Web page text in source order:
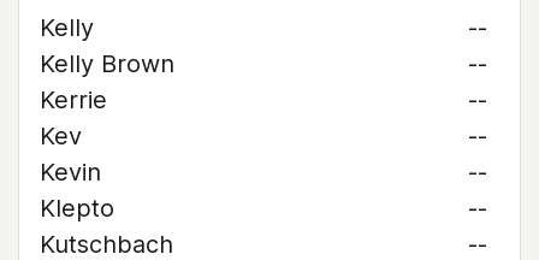
Kelly
--
Kelly Brown
--
Kerrie
--
Kev
--
Kevin
--
Klepto
--
Kutschbach
--